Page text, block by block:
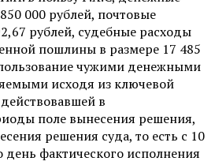
000 рублей, почтовые
рублей, судебные расходы
пошлины в размере 17 485
чужими денежными
исходя из ключевой
в
поле вынесения решения,
решения суда, то есть с 10
день фактического исполнения